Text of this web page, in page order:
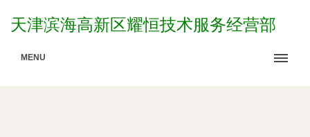
天津滨海高新区耀恒技术服务经营部
MENU